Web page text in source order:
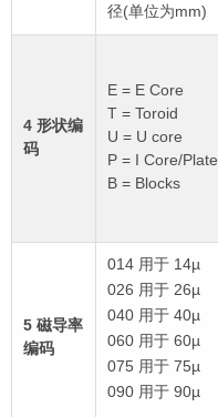
径(单位为mm)
4 形状编
码
E = E Core
T = Toroid
U = U core
P = I Core/Plate
B = Blocks
5 磁导率
编码
014 用于 14µ
026 用于 26µ
040 用于 40µ
060 用于 60µ
075 用于 75µ
090 用于 90µ